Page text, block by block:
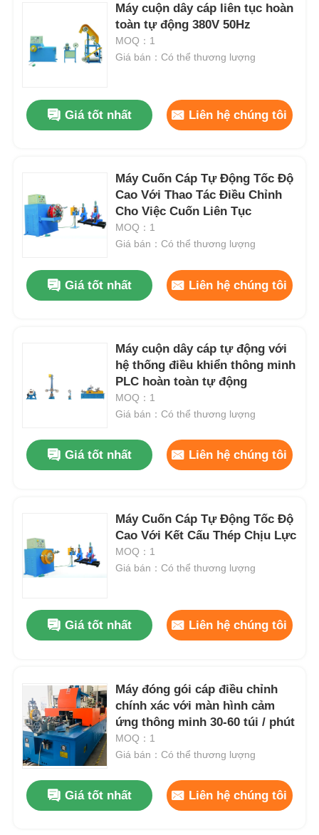
Sản phẩm
Tham quan nhà máy
Tin tức
Tất cả các trường hợp
Yêu cầu báo giá
Máy cuộn dây cáp liên tục hoàn
toàn tự động 380V 50Hz
MOQ：1
Giá bán：Có thể thương lượng
Giá tốt nhất Liên hệ chúng tôi
Máy Cuốn Cáp Tự Động Tốc Độ
Cao Với Thao Tác Điều Chỉnh
Cho Việc Cuốn Liên Tục
MOQ：1
Giá bán：Có thể thương lượng
Giá tốt nhất Liên hệ chúng tôi
Máy cuộn dây cáp tự động với
hệ thống điều khiển thông minh
PLC hoàn toàn tự động
MOQ：1
Giá bán：Có thể thương lượng
Giá tốt nhất Liên hệ chúng tôi
Máy Cuốn Cáp Tự Động Tốc Độ
Cao Với Kết Cấu Thép Chịu Lực
MOQ：1
Giá bán：Có thể thương lượng
Giá tốt nhất Liên hệ chúng tôi
Máy đóng gói cáp điều chỉnh
chính xác với màn hình cảm
ứng thông minh 30-60 túi / phút
MOQ：1
Giá bán：Có thể thương lượng
Giá tốt nhất Liên hệ chúng tôi